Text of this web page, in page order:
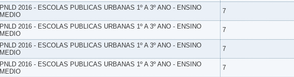
PNLD 2016 - ESCOLAS PUBLICAS URBANAS 1º A 3º ANO - ENSINO
MEDIO
7
PNLD 2016 - ESCOLAS PUBLICAS URBANAS 1º A 3º ANO - ENSINO
MEDIO
7
PNLD 2016 - ESCOLAS PUBLICAS URBANAS 1º A 3º ANO - ENSINO
MEDIO
7
PNLD 2016 - ESCOLAS PUBLICAS URBANAS 1º A 3º ANO - ENSINO
MEDIO
7